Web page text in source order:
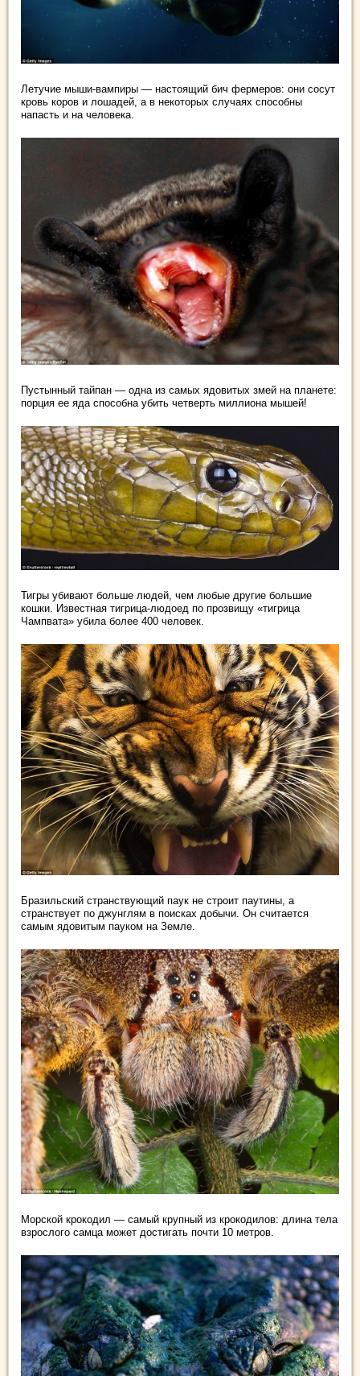
Летучие мыши-вампиры — настоящий бич фермеров: они сосут
кровь коров и лошадей, а в некоторых случаях способны
напасть и на человека.
Пустынный тайпан — одна из самых ядовитых змей на планете:
порция ее яда способна убить четверть миллиона мышей!
Тигры убивают больше людей, чем любые другие большие
кошки. Известная тигрица-людоед по прозвищу «тигрица
Чампвата» убила более 400 человек.
Бразильский странствующий паук не строит паутины, а
странствует по джунглям в поисках добычи. Он считается
самым ядовитым пауком на Земле.
Морской крокодил — самый крупный из крокодилов: длина тела
взрослого самца может достигать почти 10 метров.